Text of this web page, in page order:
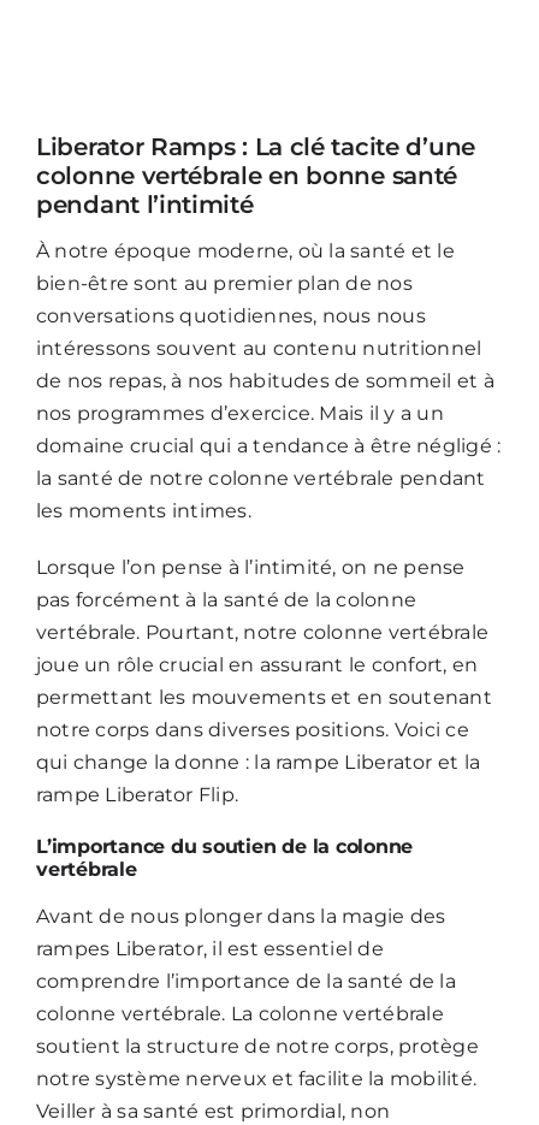
Liberator Ramps : La clé tacite d’une
colonne vertébrale en bonne santé
pendant l’intimité
À notre époque moderne, où la santé et le
bien-être sont au premier plan de nos
conversations quotidiennes, nous nous
intéressons souvent au contenu nutritionnel
de nos repas, à nos habitudes de sommeil et à
nos programmes d’exercice. Mais il y a un
domaine crucial qui a tendance à être négligé :
la santé de notre colonne vertébrale pendant
les moments intimes.
Lorsque l’on pense à l’intimité, on ne pense
pas forcément à la santé de la colonne
vertébrale. Pourtant, notre colonne vertébrale
joue un rôle crucial en assurant le confort, en
permettant les mouvements et en soutenant
notre corps dans diverses positions. Voici ce
qui change la donne : la rampe Liberator et la
rampe Liberator Flip.
L’importance du soutien de la colonne
vertébrale
Avant de nous plonger dans la magie des
rampes Liberator, il est essentiel de
comprendre l’importance de la santé de la
colonne vertébrale. La colonne vertébrale
soutient la structure de notre corps, protège
notre système nerveux et facilite la mobilité.
Veiller à sa santé est primordial, non